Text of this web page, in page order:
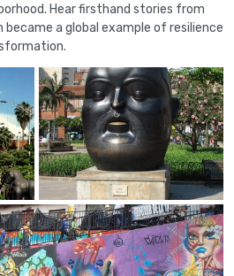
Hear firsthand stories from
became a global example of resilience